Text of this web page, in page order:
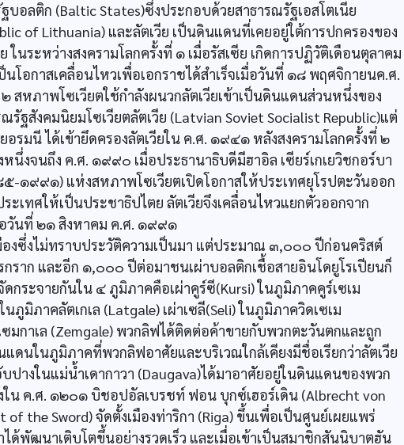
อลติก (Baltic States)ซึ่งประกอบด้วยสาธารณรัฐเอสโตเนีย
of Lithuania) และลัตเวีย เป็นดินแดนที่เคยอยู่ใต้การปกครองของ
นระหว่างสงครามโลกครั้งที่ ๑ เมื่อรัสเซีย เกิดการปฏิวัติเดือนตุลาคม
โอกาสเคลื่อนไหวเพื่อเอกราชได้สำเร็จเมื่อวันที่ ๑๘ พฤศจิกายนค.ศ.
สหภาพโซเวียตใช้กำลังผนวกลัตเวียเข้าเป็นดินแดนส่วนหนึ่งของ
ฐสังคมนิยมโซเวียตลัตเวีย (Latvian Soviet Socialist Republic)แต่
รมนี ได้เข้ายึดครองลัตเวียใน ค.ศ. ๑๙๔๑ หลังสงครามโลกครั้งที่ ๒
นึ่งจนถึง ค.ศ. ๑๙๙๐ เมื่อประธานาธิบดีมีฮาอิล เซียร์เกเยวิชกอร์บา
๕-๑๙๙๑) แห่งสหภาพโซเวียตเปิดโอกาสให้ประเทศยุโรปตะวันออก
ะเทศให้เป็นประชาธิปไตย ลัตเวียจึงเคลื่อนไหวแยกตัวออกจาก
วันที่ ๒๑ สิงหาคม ค.ศ. ๑๙๙๑
ซึ่งไม่ทราบประวัติความเป็นมา แต่ประมาณ ๓,๐๐๐ ปีก่อนคริสต์
ราก และอีก ๑,๐๐๐ ปีต่อมาชนเผ่าบอลติกเชื้อสายอินโดยูโรเปียนก็
กระจายกันใน ๔ ภูมิภาคคือเผ่าคูร์ซี(Kursi) ในภูมิภาคคูร์เซเม
ภูมิภาคลัตเกเล (Latgale) เผ่าเซลี(Seli) ในภูมิภาควิดเซเม
มกาเล (Zemgale) พวกลิฟได้ติดต่อค้าขายกับพวกตะวันตกและถูก
แดนในภูมิภาคที่พวกลิฟอาศัยและบริเวณใกล้เคียงมีชื่อเรียกว่าลัตเวีย
างในแม่น้ำเดากาวา (Daugava)ได้มาอาศัยอยู่ในดินแดนของพวก
น ค.ศ. ๑๒๐๑ บิชอปอัลเบรชท์ ฟอน บุกซ์เฮอร์เดิน (Albrecht von
the Sword) จัดตั้งเมืองท่าริกา (Riga) ขึ้นเพื่อเป็นศูนย์เผยแพร่
ด้พัฒนาเติบโตขึ้นอย่างรวดเร็ว และเมื่อเข้าเป็นสมาชิกสันนิบาตฮัน